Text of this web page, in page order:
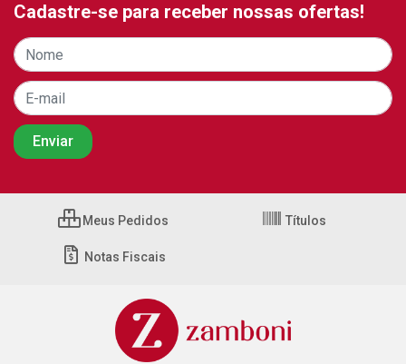
Cadastre-se para receber nossas ofertas!
Meus Pedidos Títulos
Notas Fiscais